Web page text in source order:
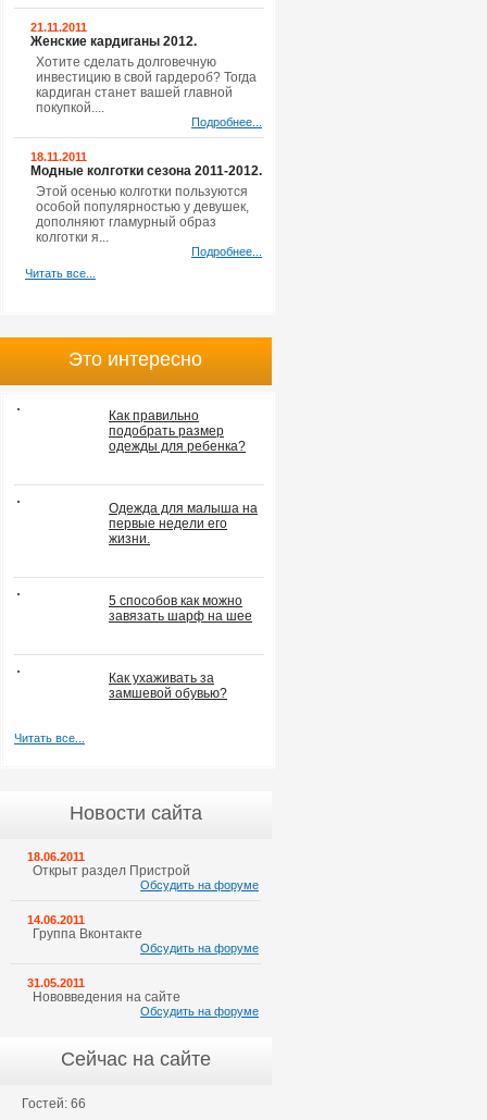
21.11.2011
Женские кардиганы 2012.
Хотите сделать долговечную
инвестицию в свой гардероб? Тогда
кардиган станет вашей главной
покупкой....
Подробнее...
18.11.2011
Модные колготки сезона 2011-2012.
Этой осенью колготки пользуются
особой популярностью у девушек,
дополняют гламурный образ
колготки я...
Подробнее...
Читать все...
Это интересно
Как правильно
подобрать размер
одежды для ребенка?
Одежда для малыша на
первые недели его
жизни.
5 способов как можно
завязать шарф на шее
Как ухаживать за
замшевой обувью?
Читать все...
Новости сайта
18.06.2011
Открыт раздел Пристрой
Обсудить на форуме
14.06.2011
Группа Вконтакте
Обсудить на форуме
31.05.2011
Нововведения на сайте
Обсудить на форуме
Сейчас на сайте
Гостей: 66